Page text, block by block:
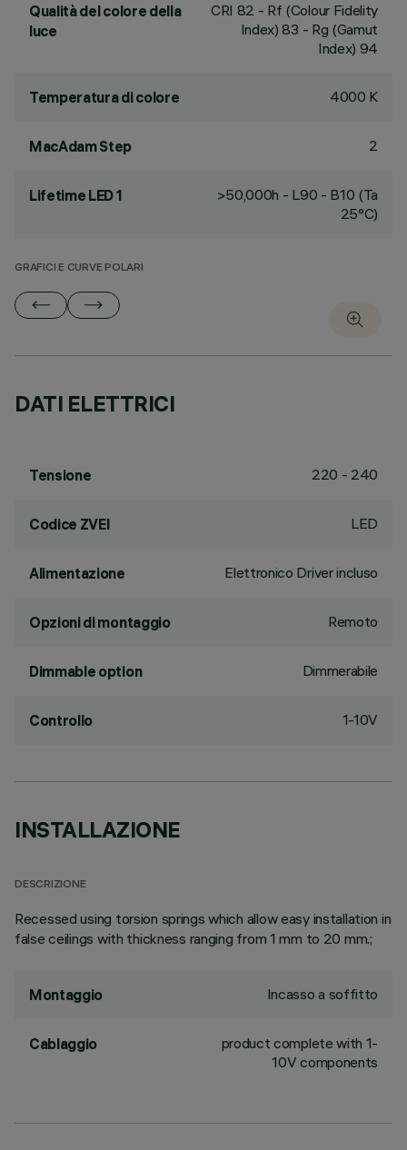
Qualità del colore della
luce
CRI 82 - Rf (Colour Fidelity
Index) 83 - Rg (Gamut
Index) 94
Temperatura di colore 4000 K
MacAdam Step 2
Lifetime LED 1
>50,000h - L90 - B10 (Ta
25°C)
GRAFICI E CURVE POLARI
DATI ELETTRICI
Tensione 220 - 240
Codice ZVEI LED
Alimentazione Elettronico Driver incluso
Opzioni di montaggio Remoto
Dimmable option Dimmerabile
Controllo 1-10V
INSTALLAZIONE
DESCRIZIONE
Recessed using torsion springs which allow easy installation in
false ceilings with thickness ranging from 1 mm to 20 mm.;
Montaggio Incasso a soffitto
Cablaggio
product complete with 1-
10V components